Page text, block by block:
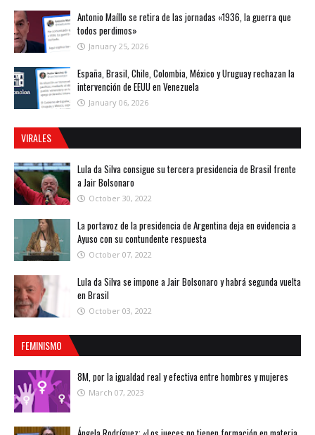
Antonio Maíllo se retira de las jornadas «1936, la guerra que
todos perdimos»
January 25, 2026
España, Brasil, Chile, Colombia, México y Uruguay rechazan la
intervención de EEUU en Venezuela
January 06, 2026
VIRALES
Lula da Silva consigue su tercera presidencia de Brasil frente
a Jair Bolsonaro
October 30, 2022
La portavoz de la presidencia de Argentina deja en evidencia a
Ayuso con su contundente respuesta
October 07, 2022
Lula da Silva se impone a Jair Bolsonaro y habrá segunda vuelta
en Brasil
October 03, 2022
FEMINISMO
8M, por la igualdad real y efectiva entre hombres y mujeres
March 07, 2023